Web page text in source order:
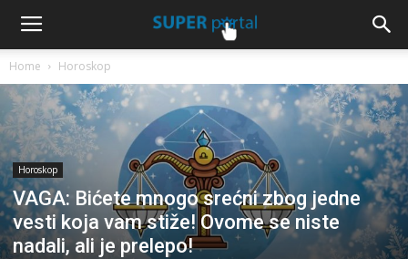
Home Horoskop
Horoskop
VAGA: Bićete mnogo srećni zbog jedne
vesti koja vam stiže! Ovome se niste
nadali, ali je prelepo!